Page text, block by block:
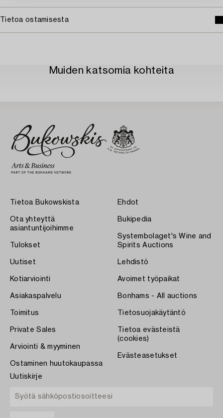
Tietoa ostamisesta
Muiden katsomia kohteita
Tietoa Bukowskista
Ota yhteyttä
asiantuntijoihimme
Tulokset
Uutiset
Kotiarviointi
Asiakaspalvelu
Toimitus
Private Sales
Arviointi & myyminen
Ostaminen huutokaupassa
Ehdot
Bukipedia
Systembolaget's Wine and
Spirits Auctions
Lehdistö
Avoimet työpaikat
Bonhams - All auctions
Tietosuojakäytäntö
Tietoa evästeistä
(cookies)
Evästeasetukset
Uutiskirje